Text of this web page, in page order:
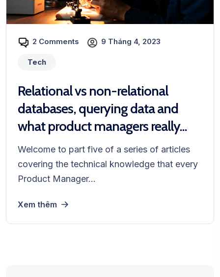
2 Comments 9 Tháng 4, 2023
Tech
Relational vs non-relational
databases, querying data and
what product managers really...
Welcome to part five of a series of articles
covering the technical knowledge that every
Product Manager...
Xem thêm